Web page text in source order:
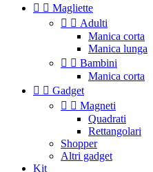
  Magliette
  Adulti
Manica corta
Manica lunga
  Bambini
Manica corta
  Gadget
  Magneti
Quadrati
Rettangolari
Shopper
Altri gadget
Kit